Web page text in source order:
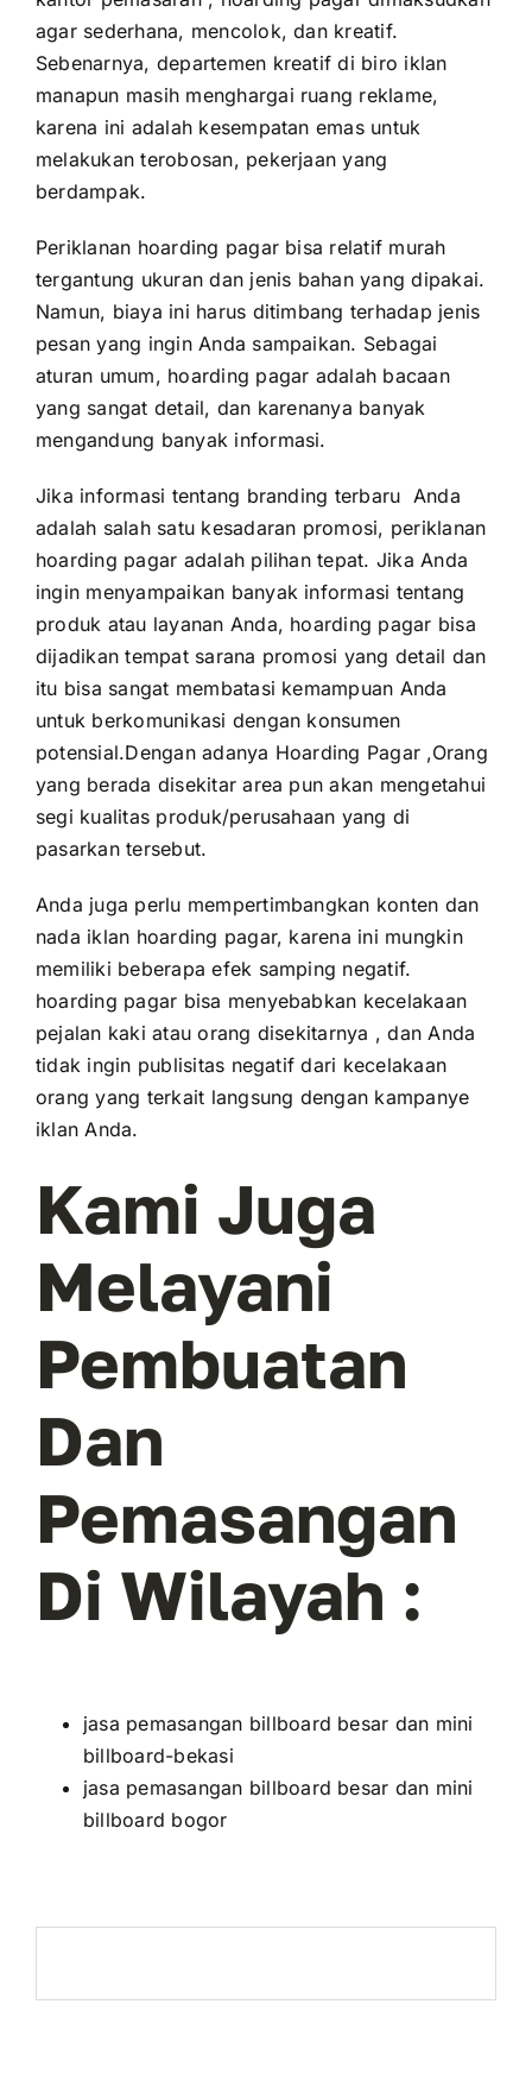
agar sederhana, mencolok, dan kreatif.
Sebenarnya, departemen kreatif di biro iklan
manapun masih menghargai ruang reklame,
karena ini adalah kesempatan emas untuk
melakukan terobosan, pekerjaan yang
berdampak.
Periklanan hoarding pagar bisa relatif murah
tergantung ukuran dan jenis bahan yang dipakai.
Namun, biaya ini harus ditimbang terhadap jenis
pesan yang ingin Anda sampaikan. Sebagai
aturan umum, hoarding pagar adalah bacaan
yang sangat detail, dan karenanya banyak
mengandung banyak informasi.
Jika informasi tentang branding terbaru Anda
adalah salah satu kesadaran promosi, periklanan
hoarding pagar adalah pilihan tepat. Jika Anda
ingin menyampaikan banyak informasi tentang
produk atau layanan Anda, hoarding pagar bisa
dijadikan tempat sarana promosi yang detail dan
itu bisa sangat membatasi kemampuan Anda
untuk berkomunikasi dengan konsumen
potensial.Dengan adanya Hoarding Pagar ,Orang
yang berada disekitar area pun akan mengetahui
segi kualitas produk/perusahaan yang di
pasarkan tersebut.
Anda juga perlu mempertimbangkan konten dan
nada iklan hoarding pagar, karena ini mungkin
memiliki beberapa efek samping negatif.
hoarding pagar bisa menyebabkan kecelakaan
pejalan kaki atau orang disekitarnya , dan Anda
tidak ingin publisitas negatif dari kecelakaan
orang yang terkait langsung dengan kampanye
iklan Anda.
Kami Juga
Melayani
Pembuatan
Dan
Pemasangan
Di Wilayah :
jasa pemasangan billboard besar dan mini
billboard-bekasi
jasa pemasangan billboard besar dan mini
billboard bogor